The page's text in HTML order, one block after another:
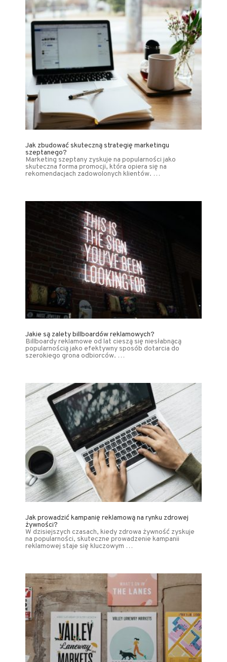
Jak zbudować skuteczną strategię marketingu
szeptanego?
Marketing szeptany zyskuje na popularności jako
skuteczna forma promocji, która opiera się na
rekomendacjach zadowolonych klientów. …
Jakie są zalety billboardów reklamowych?
Billboardy reklamowe od lat cieszą się niesłabnącą
popularnością jako efektywny sposób dotarcia do
szerokiego grona odbiorców. …
Jak prowadzić kampanię reklamową na rynku zdrowej
żywności?
W dzisiejszych czasach, kiedy zdrowa żywność zyskuje
na popularności, skuteczne prowadzenie kampanii
reklamowej staje się kluczowym …